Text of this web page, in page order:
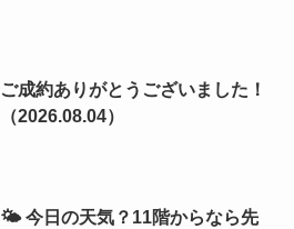
ご成約ありがとうございました！
（2026.08.04）
🌤️ 今日の天気？11階からなら先